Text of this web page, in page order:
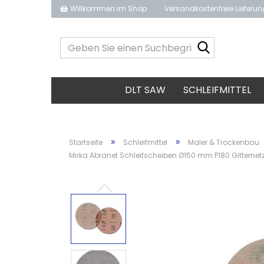
Willkommen im Shop Versandkostenfreie
Sie
ein...
DLT SAW SCHLEIFMITTEL
Startseite » Schleifmittel » Maler & Trockenbau
Mirka Abranet Schleifscheiben Ø150 mm P180